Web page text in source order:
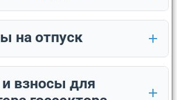
на отпуск
и взносы для